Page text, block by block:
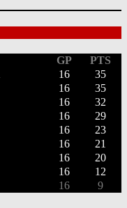
GP
PTS
16
35
16
35
16
32
16
29
16
23
16
21
16
20
16
12
16
9